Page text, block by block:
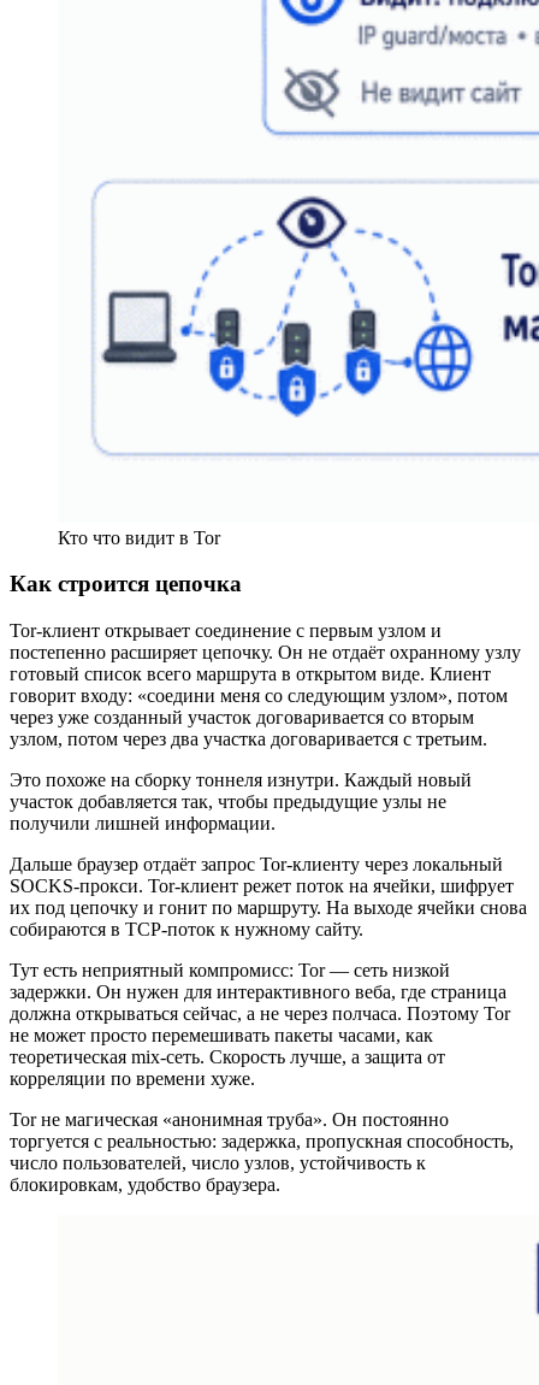
Кто что видит в Tor
Как строится цепочка
Tor-клиент открывает соединение с первым узлом и
постепенно расширяет цепочку. Он не отдаёт охранному узлу
готовый список всего маршрута в открытом виде. Клиент
говорит входу: «соедини меня со следующим узлом», потом
через уже созданный участок договаривается со вторым
узлом, потом через два участка договаривается с третьим.
Это похоже на сборку тоннеля изнутри. Каждый новый
участок добавляется так, чтобы предыдущие узлы не
получили лишней информации.
Дальше браузер отдаёт запрос Tor-клиенту через локальный
SOCKS-прокси. Tor-клиент режет поток на ячейки, шифрует
их под цепочку и гонит по маршруту. На выходе ячейки снова
собираются в TCP-поток к нужному сайту.
Тут есть неприятный компромисс: Tor — сеть низкой
задержки. Он нужен для интерактивного веба, где страница
должна открываться сейчас, а не через полчаса. Поэтому Tor
не может просто перемешивать пакеты часами, как
теоретическая mix-сеть. Скорость лучше, а защита от
корреляции по времени хуже.
Tor не магическая «анонимная труба». Он постоянно
торгуется с реальностью: задержка, пропускная способность,
число пользователей, число узлов, устойчивость к
блокировкам, удобство браузера.